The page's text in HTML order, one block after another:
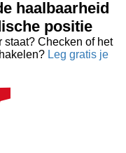
haalbaarheid
positie
Checken of het
Leg gratis je